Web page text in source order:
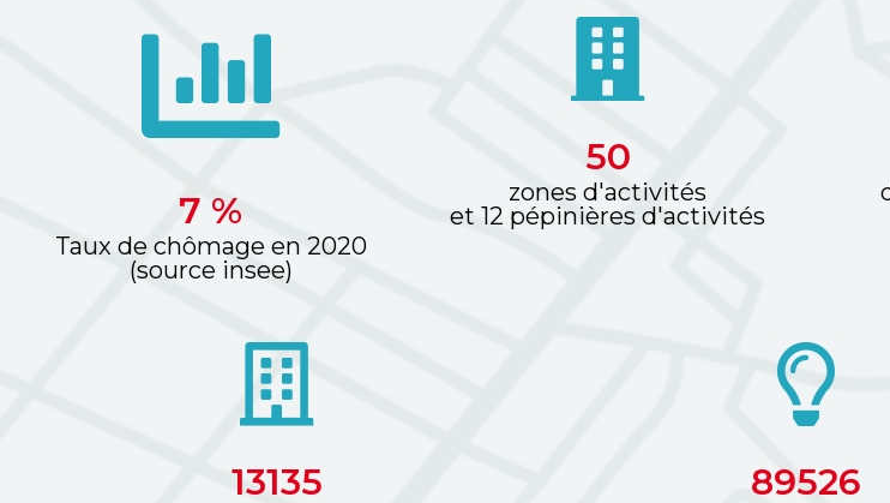
8 %
Taux de chômage en 2020
(source insee)
58
zones d'activités
et 12 pépinières d'activités
15927 108553